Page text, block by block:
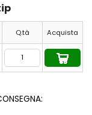
Q.tà Acquista